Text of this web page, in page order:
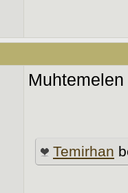
Temirhan